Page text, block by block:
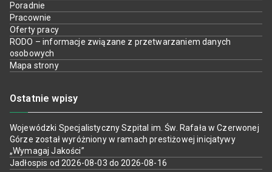
Poradnie
Pracownie
Oferty pracy
RODO – informacje związane z przetwarzaniem danych
osobowych
Mapa strony
Ostatnie wpisy
Wojewódzki Specjalistyczny Szpital im. Św. Rafała w Czerwonej
Górze został wyróżniony w ramach prestiżowej inicjatywy
„Wymagaj Jakości”
Jadłospis od 2026-08-03 do 2026-08-16